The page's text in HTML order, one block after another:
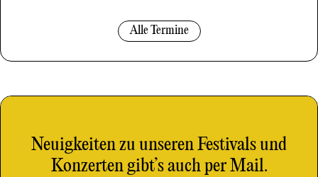
Alle Termine
Neuigkeiten zu unseren Festivals und
Konzerten gibt’s auch per Mail.